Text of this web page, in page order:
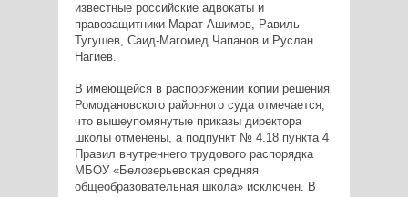
известные российские адвокаты и
правозащитники Марат Ашимов, Равиль
Тугушев, Саид-Магомед Чапанов и Руслан
Нагиев.
В имеющейся в распоряжении копии решения
Ромодановского районного суда отмечается,
что вышеупомянутые приказы директора
школы отменены, а подпункт № 4.18 пункта 4
Правил внутреннего трудового распорядка
МБОУ «Белозерьевская средняя
общеобразовательная школа» исключен. В